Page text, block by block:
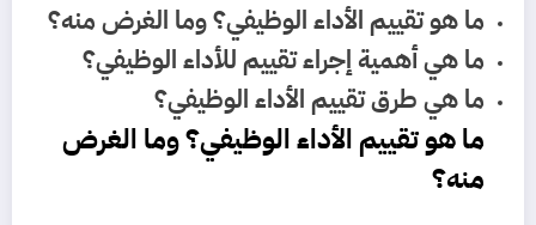
ما هو تقييم الأداء الوظيفي؟ وما الغرض منه؟
ما هي أهمية إجراء تقييم للأداء الوظيفي؟
ما هي طرق تقييم الأداء الوظيفي؟
ما هو تقييم الأداء الوظيفي؟ وما الغرض
منه؟